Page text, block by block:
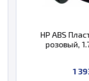
Пластик U3Print,
1.75 мм, 1 кг